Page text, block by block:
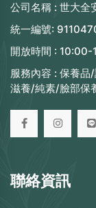
公司名稱 : 世大全
統一編號:
開放時間 : 10:00-
服務內容 : 保養品
滋養/純素/臉部保
聯絡資訊